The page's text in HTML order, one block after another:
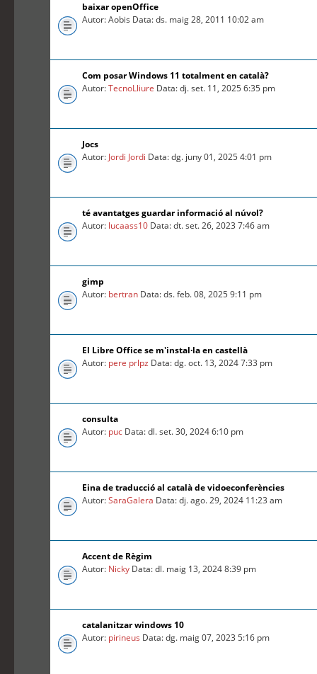
baixar openOffice
Autor: Aobis Data: ds. maig 28, 2011 10:02 am
Com posar Windows 11 totalment en català?
Autor:TecnoLliure Data: dj. set. 11, 2025 6:35 pm
Jocs
Autor: Jordi Jordi Data: dg. juny 01, 2025 4:01 pm
té avantatges guardar informació al núvol?
Autor: lucaass10 Data: dt. set. 26, 2023 7:46 am
gimp
Autor: bertran Data: ds. feb. 08, 2025 9:11 pm
El Libre Office se m'instal·la en castellà
Autor: pere prlpz Data: dg. oct. 13, 2024 7:33 pm
consulta
Autor: puc Data: dl. set. 30, 2024 6:10 pm
Eina de traducció al català de vidoeconferències
Autor:SaraGalera Data: dj. ago. 29, 2024 11:23 am
Accent de Règim
Autor: Nicky Data: dl. maig 13, 2024 8:39 pm
catalanitzar windows 10
Autor: pirineus Data: dg. maig 07, 2023 5:16 pm